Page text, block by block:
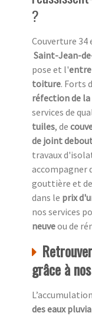
?
Couverture 34
Saint-Jean-
pose et l'
toiture. Forts
réfection de
services de
tuiles, de
de joint
travaux
accompagner
gouttière et
dans le prix
nos services
neuveou de
grâce à
des eaux